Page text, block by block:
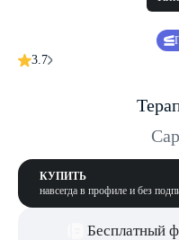
3.7
КУПИТЬ
навсегда в профиле и без
Бесплатный